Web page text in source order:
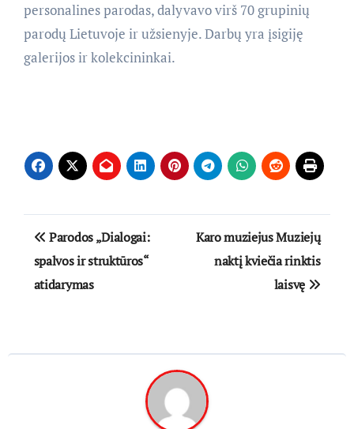
personalines parodas, dalyvavo virš 70 grupinių
parodų Lietuvoje ir užsienyje. Darbų yra įsigiję
galerijos ir kolekcininkai.
Navigacija
tarp
įrašų
Parodos „Dialogai:
spalvos ir struktūros“
atidarymas
Karo muziejus Muziejų
naktį kviečia rinktis
laisvę